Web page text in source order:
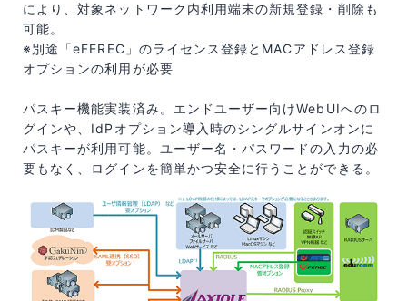
により、対象ネットワーク内利用端末の新規登録・削除も
可能。
※別途「eFEREC」のライセンス登録とMACアドレス登録
オプションの利用が必要
パスキー機能実装済み。エンドユーザー向けWebUIへのロ
グインや、IdPオプション導入時のシングルサインオンに
パスキーが利用可能。ユーザー名・パスワードの入力の必
要もなく、ログインを簡単かつ安全に行うことができる。